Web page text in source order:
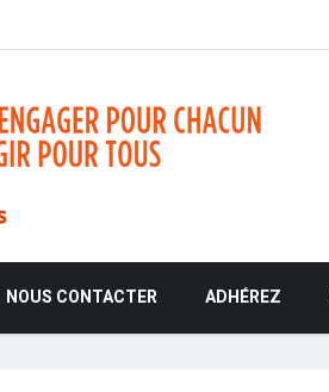
NOUS CONTACTER ADHÉREZ